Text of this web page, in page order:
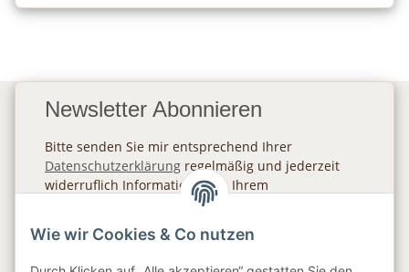
Newsletter Abonnieren
Bitte senden Sie mir entsprechend Ihrer
Datenschutzerklärung regelmäßig und jederzeit
widerruflich Informationen zu Ihrem
Produktsortiment per E-Mail zu.
Wie wir Cookies & Co nutzen